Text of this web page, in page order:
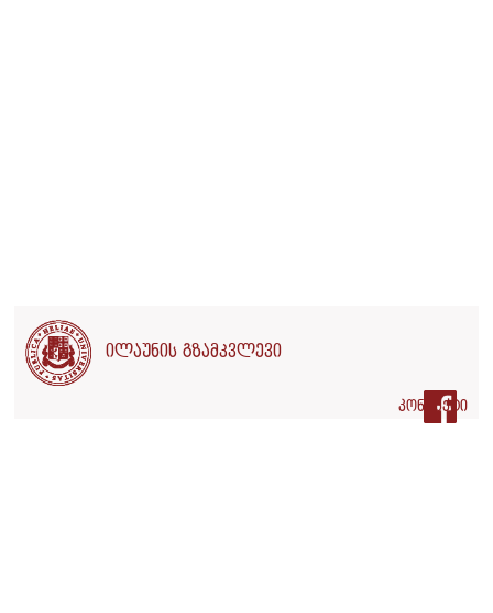
რამდენად ღრმაა
დემოკრატიის კრიზისი?
ილაუნის გზამკვლევი
კონტაქტი